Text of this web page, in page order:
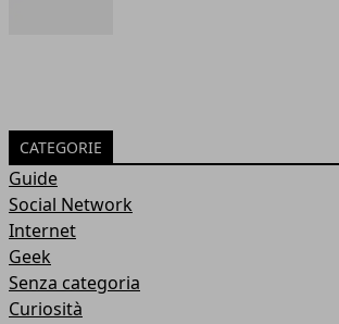
CATEGORIE
Guide
Social Network
Internet
Geek
Senza categoria
Curiosità